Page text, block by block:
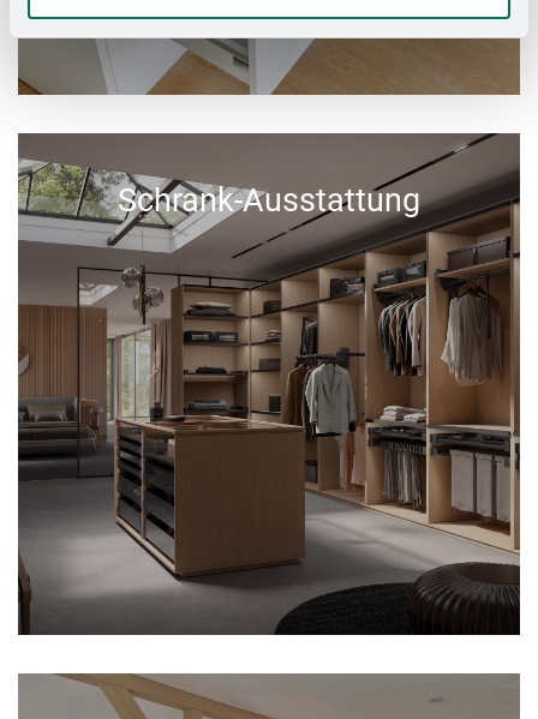
Schrank-Ausstattung